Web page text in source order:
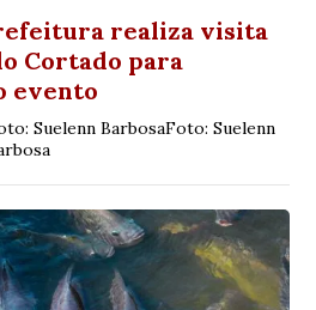
realiza visita
Cortado para
evento
Suelenn BarbosaFoto: Suelenn